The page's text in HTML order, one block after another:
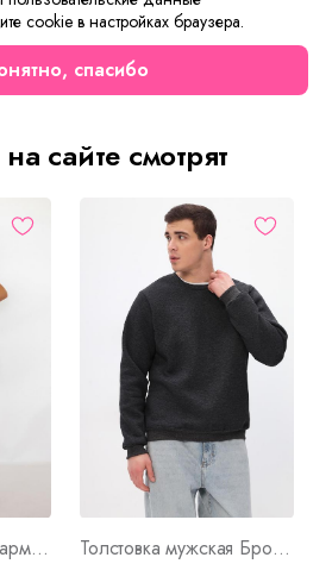
товараОтзывы
сайте смотрят
Пижама женская Мармелад Ш Арт. 10225 Толстовка мужская Бронд Г WB Арт. 10622
cookie в настройках браузера.
спасибо